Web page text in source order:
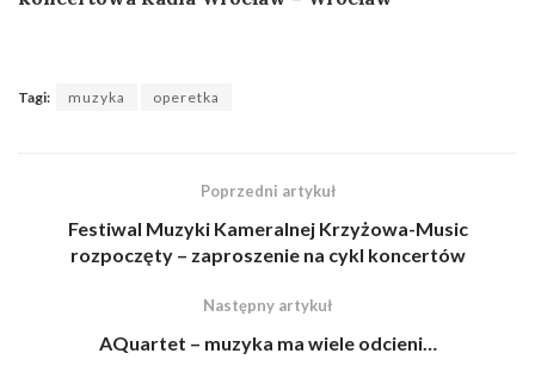
Tagi: muzyka operetka
Poprzedni artykuł
Festiwal Muzyki Kameralnej Krzyżowa-Music
rozpoczęty – zaproszenie na cykl koncertów
Następny artykuł
AQuartet – muzyka ma wiele odcieni…